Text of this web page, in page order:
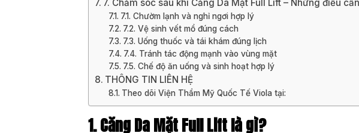
7. Chăm sóc sau khi Căng Da Mặt Full Lift – Những điều
7.1. Chườm lạnh và nghỉ ngơi hợp lý
7.2. Vệ sinh vết mổ đúng cách
7.3. Uống thuốc và tái khám đúng lịch
7.4. Tránh tác động mạnh vào vùng mặt
7.5. Chế độ ăn uống và sinh hoạt hợp lý
THÔNG TIN LIÊN HỆ
Theo dõi Viện Thẩm Mỹ Quốc Tế Viola tại:
1. Căng Da Mặt Full Lift là gì?